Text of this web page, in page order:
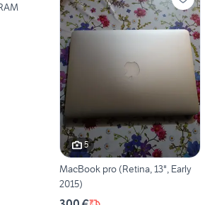
5
MacBook pro (Retina, 13", Early
2015)